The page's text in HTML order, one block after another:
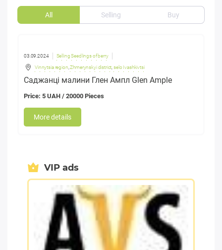
All Selling Buy
03.09.2024 Selling Seedlings of berry
Vinnytsia region ,Zhmerynskyi district ,selo Ivashkivtsi
Саджанці малини Глен Ампл Glen Ample
Price: 5 UAH / 20000 Pieces
More details
VIP ads